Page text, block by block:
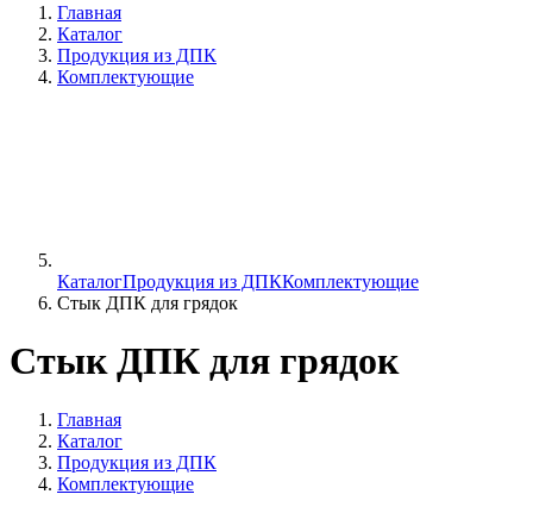
Главная
Каталог
Продукция из ДПК
Комплектующие
КаталогПродукция из ДПККомплектующие
Стык ДПК для грядок
Стык ДПК для грядок
Главная
Каталог
Продукция из ДПК
Комплектующие